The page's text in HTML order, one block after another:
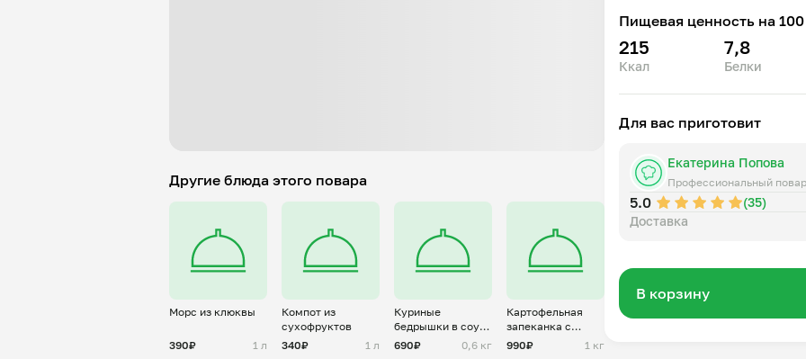
Другие блюда этого повара
Морс из клюквы
390₽ 1 л
Компот из
сухофруктов
340₽
1 л
Куриные
бедрышки в соусе
Терияки
690₽ 0,6 кг
Картофельная
запеканка с
мясом
990₽ 1 кг
Пищевая ценность на 100
215
Ккал
7,8
Белки
Для вас приготовит
Екатерина Попова
Профессиональный повар
5.0
(35)
Доставка
В корзину